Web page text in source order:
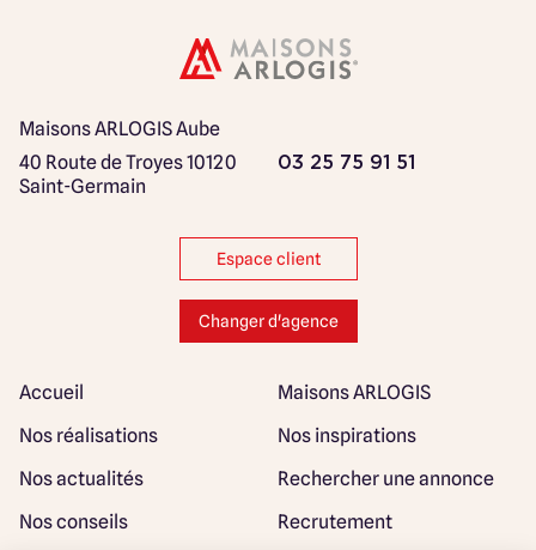
Maisons ARLOGIS Aube
40 Route de Troyes10120
Saint-Germain
03 25 75 91 51
Espace client
Changer d'agence
Accueil
Maisons ARLOGIS
Nos réalisations
Nos inspirations
Nos actualités
Rechercher une annonce
Nos conseils
Recrutement